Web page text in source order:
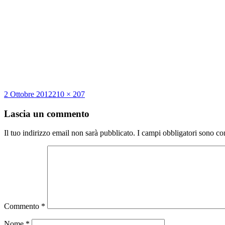
Scritto
2 Ottobre 2012Dimensione
210 × 207
Lascia un commento
Il tuo indirizzo email non sarà pubblicato. I campi obbligatori sono
Commento *